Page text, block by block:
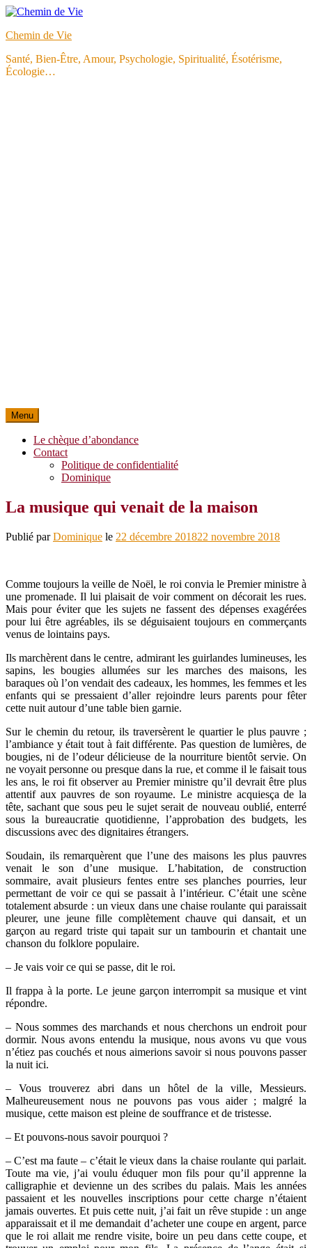
Aller
contenu
Chemin de Vie
Santé, Bien-Être, Amour, Psychologie, Spiritualité, Ésotérisme,
Écologie…
Menu
Le chèque d’abondance
Contact
Politique de confidentialité
Dominique
La musique qui venait de la maison
Publié parDominique le 22 décembre 201822 novembre 2018
Comme toujours la veille de Noël, le roi convia le Premier ministre à
une promenade. Il lui plaisait de voir comment on décorait les rues.
Mais pour éviter que les sujets ne fassent des dépenses exagérées
pour lui être agréables, ils se déguisaient toujours en commerçants
venus de lointains pays.
Ils marchèrent dans le centre, admirant les guirlandes lumineuses, les
sapins, les bougies allumées sur les marches des maisons, les
baraques où l’on vendait des cadeaux, les hommes, les femmes et les
enfants qui se pressaient d’aller rejoindre leurs parents pour fêter
cette nuit autour d’une table bien garnie.
Sur le chemin du retour, ils traversèrent le quartier le plus pauvre ;
l’ambiance y était tout à fait différente. Pas question de lumières, de
bougies, ni de l’odeur délicieuse de la nourriture bientôt servie. On
ne voyait personne ou presque dans la rue, et comme il le faisait tous
les ans, le roi fit observer au Premier ministre qu’il devrait être plus
attentif aux pauvres de son royaume. Le ministre acquiesça de la
tête, sachant que sous peu le sujet serait de nouveau oublié, enterré
sous la bureaucratie quotidienne, l’approbation des budgets, les
discussions avec des dignitaires étrangers.
Soudain, ils remarquèrent que l’une des maisons les plus pauvres
venait le son d’une musique. L’habitation, de construction
sommaire, avait plusieurs fentes entre ses planches pourries, leur
permettant de voir ce qui se passait à l’intérieur. C’était une scène
totalement absurde : un vieux dans une chaise roulante qui paraissait
pleurer, une jeune fille complètement chauve qui dansait, et un
garçon au regard triste qui tapait sur un tambourin et chantait une
chanson du folklore populaire.
– Je vais voir ce qui se passe, dit le roi.
Il frappa à la porte. Le jeune garçon interrompit sa musique et vint
répondre.
– Nous sommes des marchands et nous cherchons un endroit pour
dormir. Nous avons entendu la musique, nous avons vu que vous
n’étiez pas couchés et nous aimerions savoir si nous pouvons passer
la nuit ici.
– Vous trouverez abri dans un hôtel de la ville, Messieurs.
Malheureusement nous ne pouvons pas vous aider ; malgré la
musique, cette maison est pleine de souffrance et de tristesse.
– Et pouvons-nous savoir pourquoi ?
– C’est ma faute – c’était le vieux dans la chaise roulante qui parlait.
Toute ma vie, j’ai voulu éduquer mon fils pour qu’il apprenne la
calligraphie et devienne un des scribes du palais. Mais les années
passaient et les nouvelles inscriptions pour cette charge n’étaient
jamais ouvertes. Et puis cette nuit, j’ai fait un rêve stupide : un ange
apparaissait et il me demandait d’acheter une coupe en argent, parce
que le roi allait me rendre visite, boire un peu dans cette coupe, et